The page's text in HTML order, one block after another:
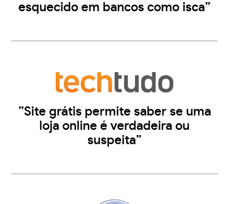
esquecido em bancos como isca”
”Site grátis permite saber se uma
loja online é verdadeira ou
suspeita”